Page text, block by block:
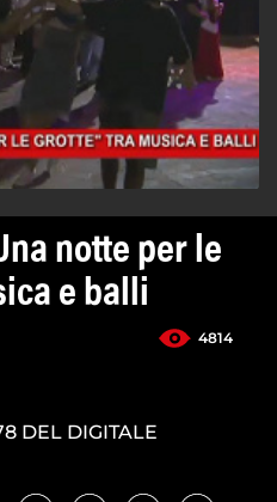
notte per le
e balli
4814
DEL DIGITALE